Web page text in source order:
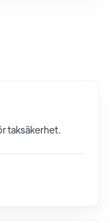
taksäkerhet.